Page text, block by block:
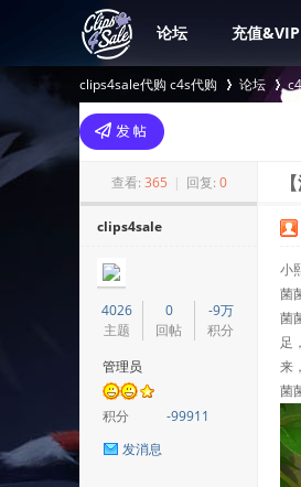
论坛 充值&VIP
clips4sale代购 c4s代购
>
论坛
查看: 365 | 回复: 0
clips4sale
4026
主题
0
回帖
-9万
积分
管理员
积分
-99911
发消息
小
菌
菌
足
来
菌